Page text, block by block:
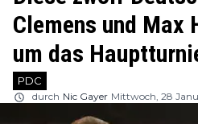
Clemens und Max
um das
PDC
durch Nic Gayer Mittwoch, 28